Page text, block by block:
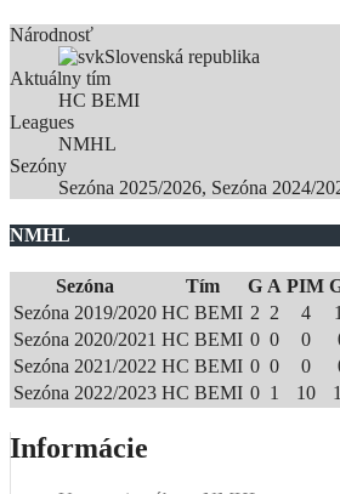
Národnosť
Slovenská republika
Aktuálny tím
HC BEMI
Leagues
NMHL
Sezóny
Sezóna 2025/2026, Sezóna 2024/
NMHL
Sezóna Tím G A PIM
Sezóna 2019/2020 HC BEMI 2 2 4
Sezóna 2020/2021 HC BEMI 0 0 0
Sezóna 2021/2022 HC BEMI 0 0 0
Sezóna 2022/2023 HC BEMI 0 1 10
Informácie